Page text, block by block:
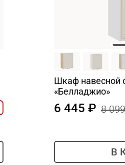
Шкаф навесной
«Белладжио»
6 445 8 099
В